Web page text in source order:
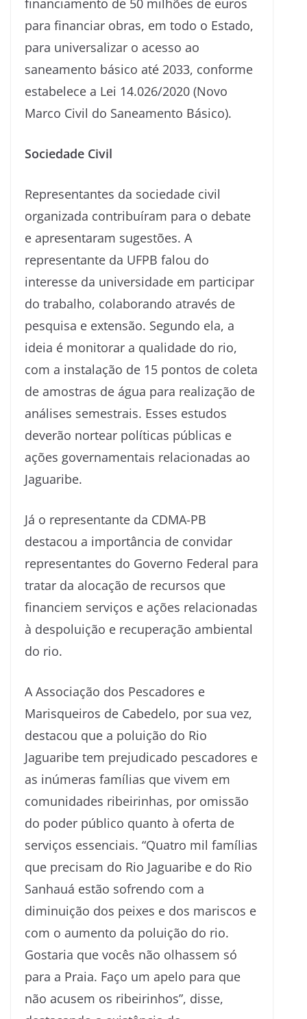
financiamento de 50 milhões de euros
para financiar obras, em todo o Estado,
para universalizar o acesso ao
saneamento básico até 2033, conforme
estabelece a Lei 14.026/2020 (Novo
Marco Civil do Saneamento Básico).
Sociedade Civil
Representantes da sociedade civil
organizada contribuíram para o debate
e apresentaram sugestões. A
representante da UFPB falou do
interesse da universidade em participar
do trabalho, colaborando através de
pesquisa e extensão. Segundo ela, a
ideia é monitorar a qualidade do rio,
com a instalação de 15 pontos de coleta
de amostras de água para realização de
análises semestrais. Esses estudos
deverão nortear políticas públicas e
ações governamentais relacionadas ao
Jaguaribe.
Já o representante da CDMA-PB
destacou a importância de convidar
representantes do Governo Federal para
tratar da alocação de recursos que
financiem serviços e ações relacionadas
à despoluição e recuperação ambiental
do rio.
A Associação dos Pescadores e
Marisqueiros de Cabedelo, por sua vez,
destacou que a poluição do Rio
Jaguaribe tem prejudicado pescadores e
as inúmeras famílias que vivem em
comunidades ribeirinhas, por omissão
do poder público quanto à oferta de
serviços essenciais. “Quatro mil famílias
que precisam do Rio Jaguaribe e do Rio
Sanhauá estão sofrendo com a
diminuição dos peixes e dos mariscos e
com o aumento da poluição do rio.
Gostaria que vocês não olhassem só
para a Praia. Faço um apelo para que
não acusem os ribeirinhos”, disse,